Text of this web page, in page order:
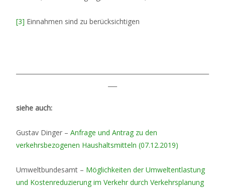
[3] Einnahmen sind zu berücksichtigen
siehe auch:
Gustav Dinger – Anfrage und Antrag zu den
verkehrsbezogenen Haushaltsmitteln (07.12.2019)
Umweltbundesamt – Möglichkeiten der Umweltentlastung
und Kostenreduzierung im Verkehr durch Verkehrsplanung